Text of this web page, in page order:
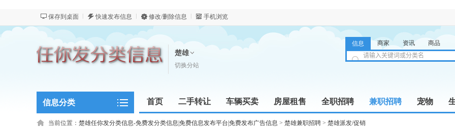
保存到桌面 快速发布信息 修改/删除信息 手机浏览
楚雄
切换分站
信息 商家 资讯 商品
信息分类 首页 二手转让 车辆买卖 房屋租售 全职招聘 兼职招聘 宠物
新闻资讯
当前位置： 楚雄任你发分类信息-免费发分类信息|免费信息发布平台|免费发布广告信息 > 楚雄兼职招聘 > 楚雄派发/促销